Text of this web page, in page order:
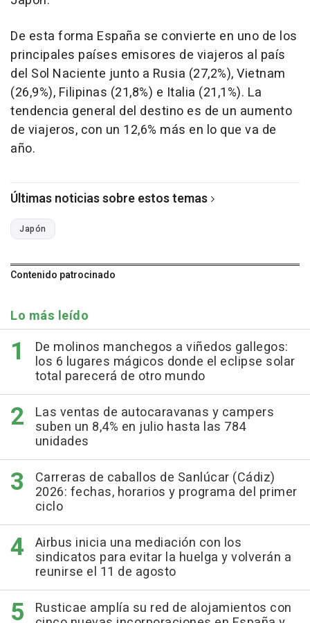
De esta forma España se convierte en uno de los
principales países emisores de viajeros al país
del Sol Naciente junto a Rusia (27,2%), Vietnam
(26,9%), Filipinas (21,8%) e Italia (21,1%). La
tendencia general del destino es de un aumento
de viajeros, con un 12,6% más en lo que va de
año.
Últimas noticias sobre estos temas
Japón
Contenido patrocinado
Lo más leído
De molinos manchegos a viñedos gallegos:
los 6 lugares mágicos donde el eclipse solar
total parecerá de otro mundo
Las ventas de autocaravanas y campers
suben un 8,4% en julio hasta las 784
unidades
Carreras de caballos de Sanlúcar (Cádiz)
2026: fechas, horarios y programa del primer
ciclo
Airbus inicia una mediación con los
sindicatos para evitar la huelga y volverán a
reunirse el 11 de agosto
Rusticae amplía su red de alojamientos con